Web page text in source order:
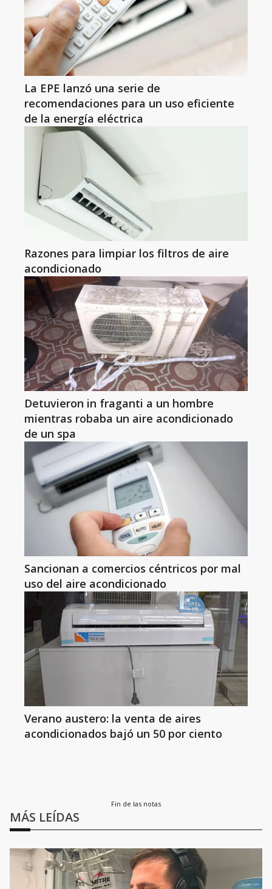
La EPE lanzó una serie de
recomendaciones para un uso eficiente
de la energía eléctrica
Razones para limpiar los filtros de aire
acondicionado
Detuvieron in fraganti a un hombre
mientras robaba un aire acondicionado
de un spa
Sancionan a comercios céntricos por mal
uso del aire acondicionado
Verano austero: la venta de aires
acondicionados bajó un 50 por ciento
Fin de las notas
MÁS LEÍDAS